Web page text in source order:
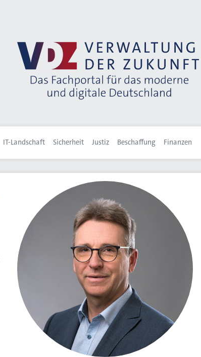
IT-Landschaft Sicherheit Justiz Beschaffung Finanzen